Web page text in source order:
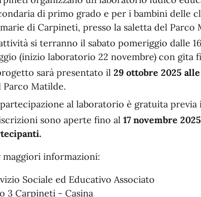
di primo grado e per i bambini delle
di Carpineti, presso la saletta del Parco
si terranno il sabato pomeriggio dalle
(inizio laboratorio 22 novembre) con gita
sarà presentato il 29 ottobre 2025
Parco Matilde.
al laboratorio è gratuita previa
sono aperte fino al 17 novembre 2025
maggiori informazioni:
Sociale ed Educativo Associato
3 Carpineti - Casina